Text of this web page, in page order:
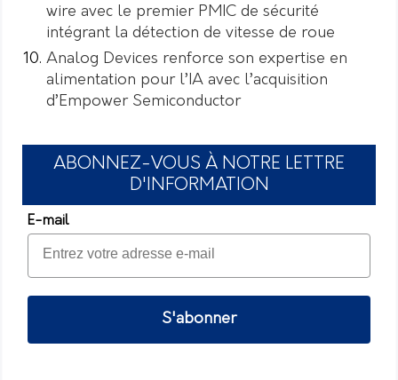
wire avec le premier PMIC de sécurité
intégrant la détection de vitesse de roue
Analog Devices renforce son expertise en
alimentation pour l’IA avec l’acquisition
d’Empower Semiconductor
ABONNEZ-VOUS À NOTRE LETTRE
D'INFORMATION
E-mail
S'abonner